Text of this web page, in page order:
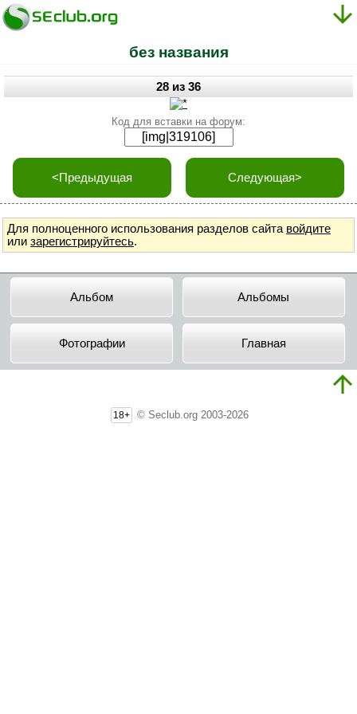
без названия
28 из 36
Код для вставки на форум:
<Предыдущая Следующая>
Для полноценного использования разделов сайта войдите
или зарегистрируйтесь.
Альбом Альбомы
Фотографии Главная
18+ © Seclub.org 2003-2026